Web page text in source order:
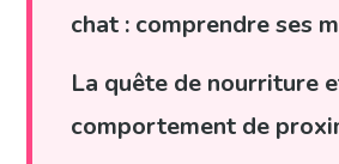
chat : comprendre ses
La quête de nourriture
comportement de